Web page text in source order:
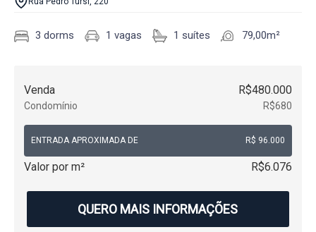
3 dorms 1 vagas 1 suítes 79,00m²
Venda R$480.000
Condomínio R$680
ENTRADA APROXIMADA DE R$ 96.000
Valor por m² R$6.076
QUERO MAIS INFORMAÇÕES